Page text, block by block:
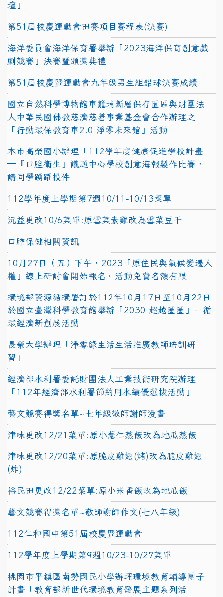
壇」
第51屆校慶運動會田賽項目賽程表(決賽)
海洋委員會海洋保育署舉辦「2023海洋保育創意戲
劇競賽」決賽暨頒獎典禮
第51屆校慶暨運動會九年級男生組鉛球決賽成績
國立自然科學博物館車籠埔斷層保存園區與財團法
人中華民國佛教慈濟慈善事業基金會合作辦理之
「行動環保教育車2.0 淨零未來館」活動
本市高榮國小辦理「112學年度健康促進學校計畫
─『口腔衛生』議題中心學校創意海報製作比賽，
請同學踴躍投件
112學年度上學期第7週10/11-10/13菜單
沅益更改10/6菜單:原雪菜素雞改為雪菜豆干
口腔保健相關資訊
10月27日（五）下午，2023「原住民與氣候變遷人
權」線上研討會開始報名。活動免費名額有限
環境部資源循環署訂於112年10月17日至10月22日
於國立臺灣科學教育館舉辦「2030 超越圈圈」－循
環經濟新創展活動
長榮大學辦理「淨零綠生活生活推廣教師培訓研
習」
經濟部水利署委託財團法人工業技術研究院辦理
「112年經濟部水利署節約用水績優選拔活動」
藝文競賽得獎名單~七年級敬師謝師漫畫
津味更改12/21菜單:原小薏仁蒸飯改為地瓜蒸飯
津味更改12/20菜單:原脆皮雞翅(烤)改為脆皮雞翅
(炸)
裕民田更改12/22菜單:原小米香飯改為地瓜飯
藝文競賽得獎名單~敬師謝師作文(七八年級)
112仁和國中第51屆校慶暨運動會
112學年度上學期第9週10/23-10/27菜單
桃園市平鎮區南勢國民小學辦理環境教育輔導團子
計畫「教育部新世代環境教育發展主題系列活